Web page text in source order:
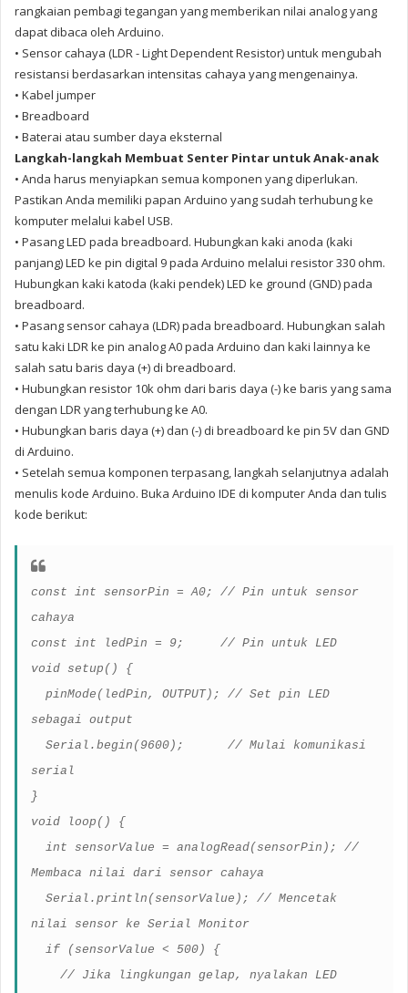
rangkaian pembagi tegangan yang memberikan nilai analog yang
dapat dibaca oleh Arduino.
• Sensor cahaya (LDR - Light Dependent Resistor) untukmengubah
resistansi berdasarkan intensitas cahaya yang mengenainya.
• Kabel jumper
• Breadboard
• Baterai atau sumber daya eksternal
Langkah-langkah Membuat Senter Pintar untuk Anak-anak
• Anda harus menyiapkan semua komponen yang diperlukan.
Pastikan Anda memiliki papan Arduino yang sudah terhubung ke
komputer melalui kabel USB.
• Pasang LED pada breadboard. Hubungkan kaki anoda (kaki
panjang) LED ke pin digital 9 pada Arduino melalui resistor 330 ohm.
Hubungkan kaki katoda (kaki pendek) LED ke ground (GND) pada
breadboard.
• Pasang sensor cahaya (LDR) pada breadboard. Hubungkan salah
satu kaki LDR ke pin analog A0 pada Arduino dan kaki lainnya ke
salah satu baris daya (+) di breadboard.
• Hubungkan resistor 10k ohm dari baris daya (-) ke baris yang sama
dengan LDR yang terhubung ke A0.
• Hubungkan baris daya (+) dan (-) di breadboard ke pin 5V dan GND
di Arduino.
• Setelah semua komponen terpasang, langkah selanjutnya adalah
menulis kode Arduino. Buka Arduino IDE di komputer Anda dan tulis
kode berikut:
const int sensorPin = A0; // Pin untuk sensor
cahaya
const int ledPin = 9;
// Pin untuk LED
void setup() {
pinMode(ledPin, OUTPUT); // Set pin LED
sebagai output
Serial.begin(9600);
// Mulai komunikasi
serial
}
void loop() {
int sensorValue = analogRead(sensorPin); //
Membaca nilai dari sensor cahaya
Serial.println(sensorValue); // Mencetak
nilai sensor ke Serial Monitor
if (sensorValue < 500) {
// Jika lingkungan gelap, nyalakan LED